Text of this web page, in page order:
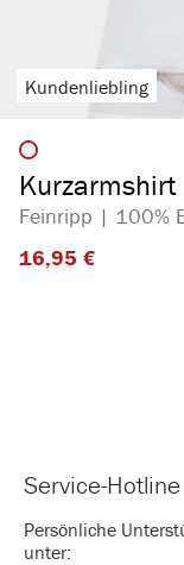
Kundenliebling
Artikelfarbe
Kurzarmshirt
Feinripp | 100%
16,95 €​
Service-Hotline
Persönliche
unter: